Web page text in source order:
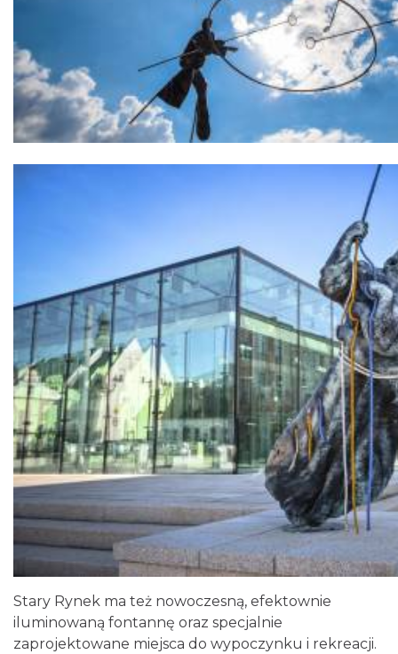
Stary Rynek ma też nowoczesną, efektownie
iluminowaną fontannę oraz specjalnie
zaprojektowane miejsca do wypoczynku i rekreacji.